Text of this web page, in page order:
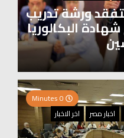
يتفقد ورشة تدريب
البكالوريا
اخبار مصر
اخر الاخبار